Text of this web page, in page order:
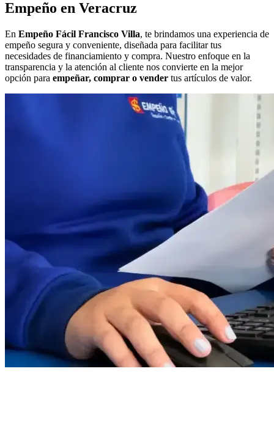
Empeño en Veracruz
En Empeño Fácil Francisco Villa, te brindamos una experiencia de
empeño segura y conveniente, diseñada para facilitar tus
necesidades de financiamiento y compra. Nuestro enfoque en la
transparencia y la atención al cliente nos convierte en la mejor
opción para empeñar, comprar o vender tus artículos de valor.